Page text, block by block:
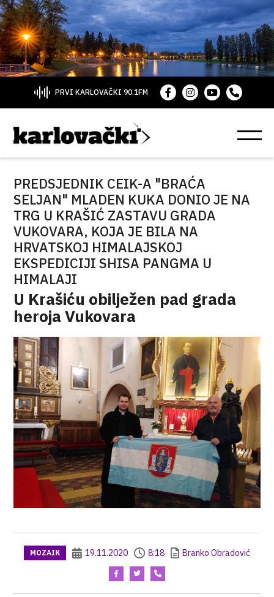
PRVI KARLOVAČKI 90.1FM
PREDSJEDNIK CEIK-A "BRAĆA
SELJAN" MLADEN KUKA DONIO JE NA
TRG U KRAŠIĆ ZASTAVU GRADA
VUKOVARA, KOJA JE BILA NA
HRVATSKOJ HIMALAJSKOJ
EKSPEDICIJI SHISA PANGMA U
HIMALAJI
U Krašiću obilježen pad grada
heroja Vukovara
MOZAIK 19.11.2020 8:18 Branko Obradović